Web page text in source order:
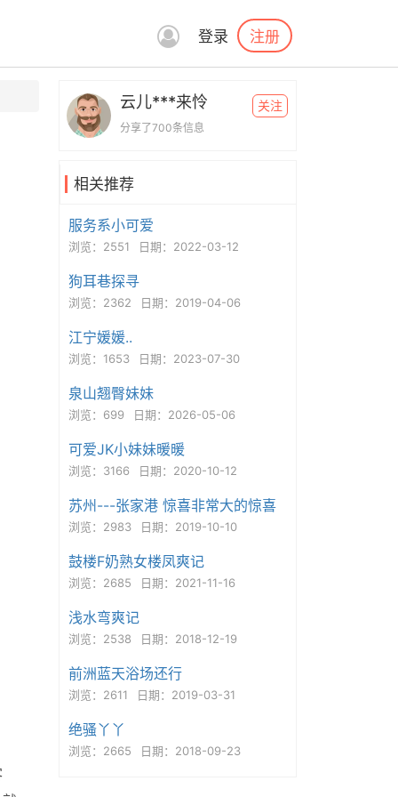
登录 注册
云儿***来怜
分享了700条信息
关注
相关推荐
服务系小可爱
浏览：2551 日期：2022-03-12
狗耳巷探寻
浏览：2362 日期：2019-04-06
江宁媛媛..
浏览：1653 日期：2023-07-30
泉山翘臀妹妹
浏览：699 日期：2026-05-06
可爱JK小妹妹暖暖
浏览：3166 日期：2020-10-12
苏州---张家港 惊喜非常大的惊喜
浏览：2983 日期：2019-10-10
鼓楼F奶熟女楼凤爽记
浏览：2685 日期：2021-11-16
浅水弯爽记
浏览：2538 日期：2018-12-19
前洲蓝天浴场还行
浏览：2611 日期：2019-03-31
绝骚丫丫
浏览：2665 日期：2018-09-23